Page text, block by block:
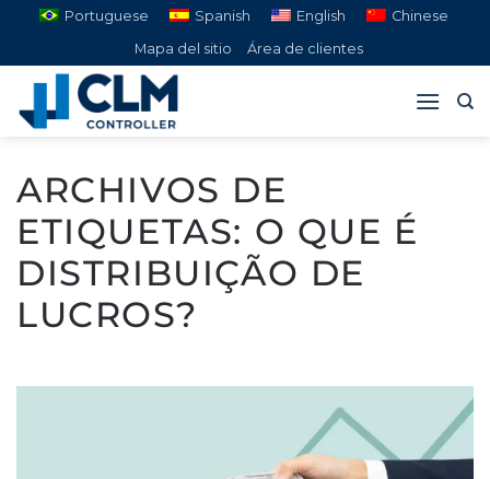
Saltar
contenido
Portuguese Spanish English
Chinese
Mapa del sitio
Área de clientes
ARCHIVOS DE
ETIQUETAS: O QUE É
DISTRIBUIÇÃO DE
LUCROS?